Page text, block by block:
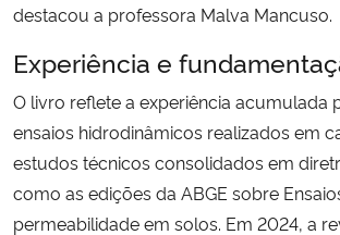
destacou a professora Malva Mancuso.
Experiência e
O livro reflete a experiência acumulada
ensaios hidrodinâmicos realizados em
estudos técnicos consolidados em
como as edições da ABGE sobre
permeabilidade em solos. Em 2024, a